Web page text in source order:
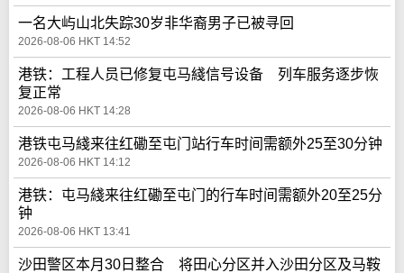
一名大屿山北失踪30岁非华裔男子已被寻回
2026-08-06 HKT 14:52
港铁：工程人员已修复屯马綫信号设备 列车服务逐步恢
复正常
2026-08-06 HKT 14:28
港铁屯马綫来往红磡至屯门站行车时间需额外25至30分钟
2026-08-06 HKT 14:12
港铁：屯马綫来往红磡至屯门的行车时间需额外20至25分
钟
2026-08-06 HKT 13:41
沙田警区本月30日整合 将田心分区并入沙田分区及马鞍